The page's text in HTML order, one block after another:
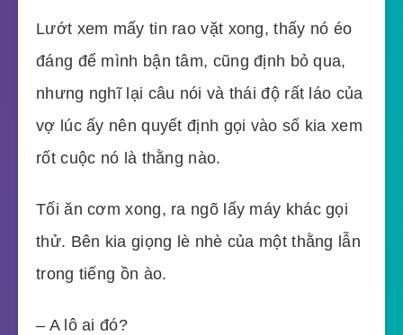
Lướt xem mấy tin rao vặt xong, thấy nó éo
đáng để mình bận tâm, cũng định bỏ qua,
nhưng nghĩ lại câu nói và thái độ rất láo của
vợ lúc ấy nên quyết định gọi vào số kia xem
rốt cuộc nó là thằng nào.
Tối ăn cơm xong, ra ngõ lấy máy khác gọi
thử. Bên kia giọng lè nhè của một thằng lẫn
trong tiếng ồn ào.
– A lô ai đó?